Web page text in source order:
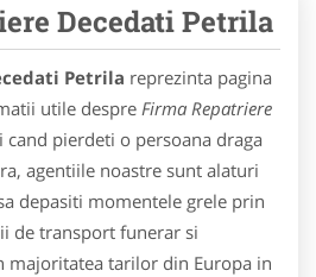
Decedati Petrila
Petrila reprezinta pagina
utile despre Firma Repatriere
cand pierdeti o persoana draga
agentiile noastre sunt alaturi
depasiti momentele grele prin
de transport funerar si
majoritatea tarilor din Europa in